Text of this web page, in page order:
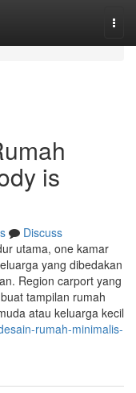
is
Discuss
utama, one kamar
yang dibedakan
Region carport yang
tampilan rumah
atau keluarga kecil
rumah-minimalis-